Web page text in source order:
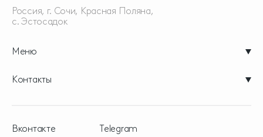
Меню
Россия, г. Сочи, Красная Поляна,
с. Эстосадок
Контакты
Вконтакте Telegram